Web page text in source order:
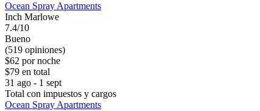
Ocean Spray Apartments
Inch Marlowe
7.4/10
Bueno
(519 opiniones)
$62 por noche
$79 en total
31 ago - 1 sept
Total con impuestos y cargos
Ocean Spray Apartments